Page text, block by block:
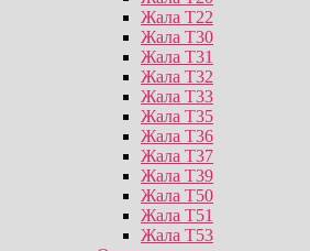
Жала T22
Жала T30
Жала T31
Жала T32
Жала T33
Жала T35
Жала T36
Жала T37
Жала T39
Жала T50
Жала T51
Жала T53